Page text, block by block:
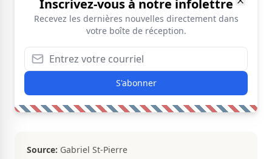
Inscrivez-vous à notre infolettre
Recevez les dernières nouvelles directement dans
votre boîte de réception.
S'abonner
Source: Gabriel St-Pierre